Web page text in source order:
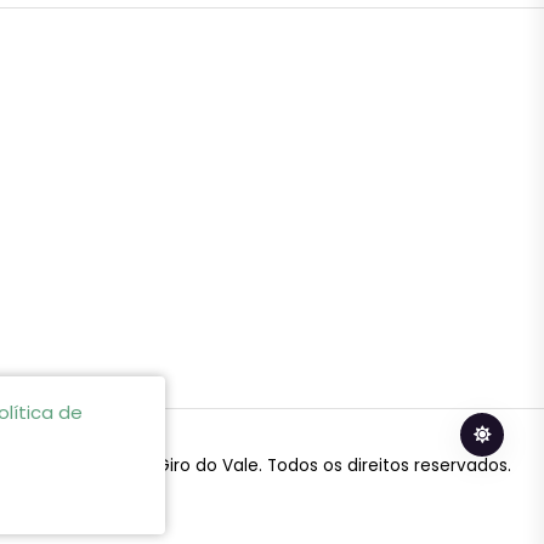
© 2024 Giro do Vale. Todos os direitos reservados.
de